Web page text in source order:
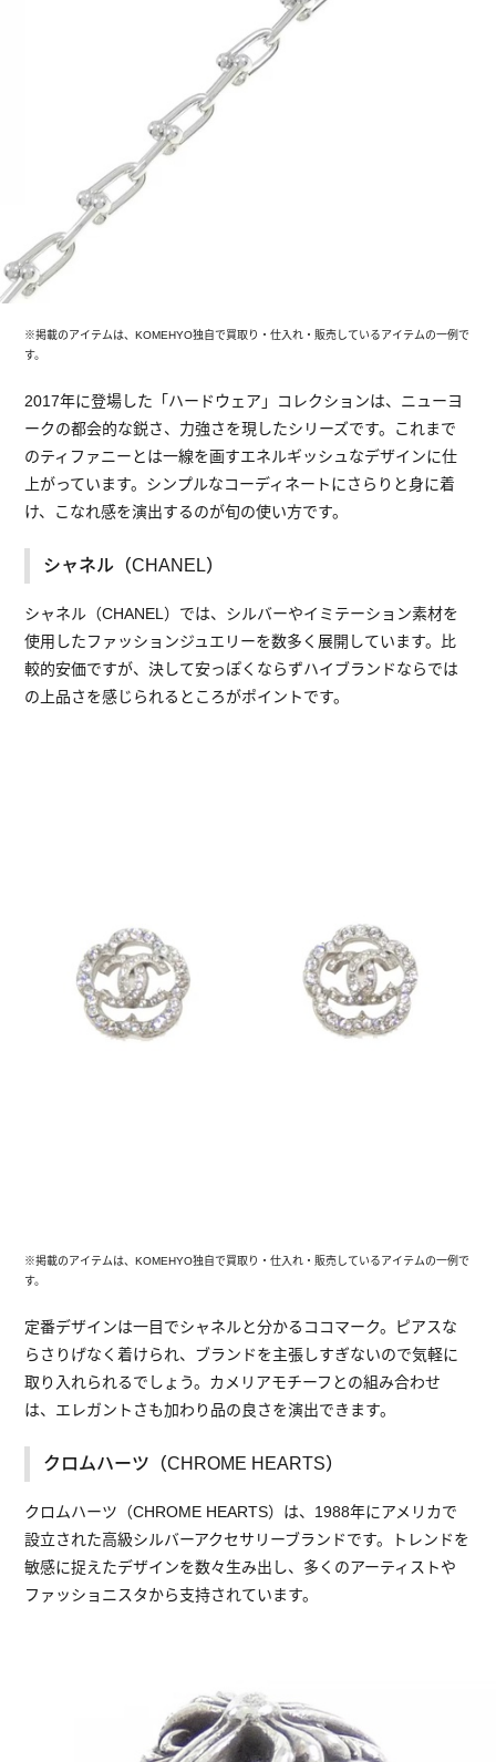
※掲載のアイテムは、KOMEHYO独自で買取り・仕入れ・販売しているアイテムの一例で
す。
2017年に登場した「ハードウェア」コレクションは、ニューヨ
ークの都会的な鋭さ、力強さを現したシリーズです。これまで
のティファニーとは一線を画すエネルギッシュなデザインに仕
上がっています。シンプルなコーディネートにさらりと身に着
け、こなれ感を演出するのが旬の使い方です。
シャネル（CHANEL）
シャネル（CHANEL）では、シルバーやイミテーション素材を
使用したファッションジュエリーを数多く展開しています。比
較的安価ですが、決して安っぽくならずハイブランドならでは
の上品さを感じられるところがポイントです。
※掲載のアイテムは、KOMEHYO独自で買取り・仕入れ・販売しているアイテムの一例で
す。
定番デザインは一目でシャネルと分かるココマーク。ピアスな
らさりげなく着けられ、ブランドを主張しすぎないので気軽に
取り入れられるでしょう。カメリアモチーフとの組み合わせ
は、エレガントさも加わり品の良さを演出できます。
クロムハーツ（CHROME HEARTS）
クロムハーツ（CHROME HEARTS）は、1988年にアメリカで
設立された高級シルバーアクセサリーブランドです。トレンドを
敏感に捉えたデザインを数々生み出し、多くのアーティストや
ファッショニスタから支持されています。